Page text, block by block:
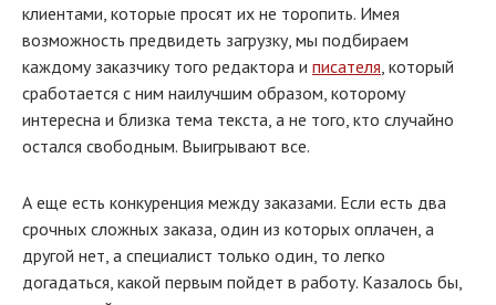
клиентами, которые просят их не торопить. Имея
возможность предвидеть загрузку, мы подбираем
каждому заказчику того редактора и писателя , который
сработается с ним наилучшим образом, которому
интересна и близка тема текста, а не того, кто случайно
остался свободным. Выигрывают все.
А еще есть конкуренция между заказами. Если есть два
срочных сложных заказа, один из которых оплачен, а
другой нет, а специалист только один, то легко
догадаться, какой первым пойдет в работу. Казалось бы,